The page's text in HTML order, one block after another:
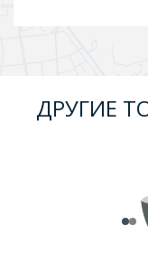
ДРУГИЕ